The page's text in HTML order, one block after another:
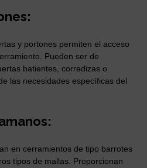
y portones permiten el acceso
Pueden ser de
batientes, corredizas o
las necesidades específicas del
en cerramientos de tipo barrotes
tipos de mallas. Proporcionan